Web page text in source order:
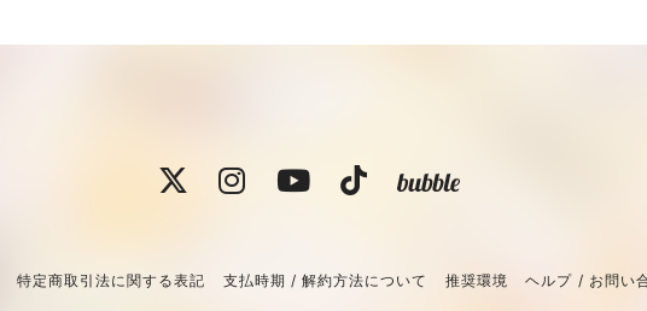
特定商取引法に関する表記 支払時期 / 解約方法について 推奨環境 ヘルプ / お問い